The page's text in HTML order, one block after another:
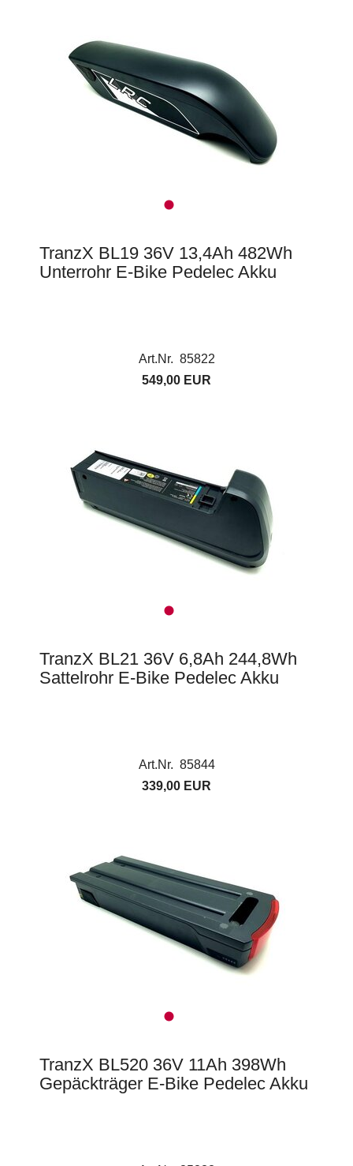
TranzX BL19 36V 13,4Ah 482Wh
Unterrohr E-Bike Pedelec Akku
Art.Nr. 85822
549,00 EUR
TranzX BL21 36V 6,8Ah 244,8Wh
Sattelrohr E-Bike Pedelec Akku
Art.Nr. 85844
339,00 EUR
TranzX BL520 36V 11Ah 398Wh
Gepäckträger E-Bike Pedelec Akku